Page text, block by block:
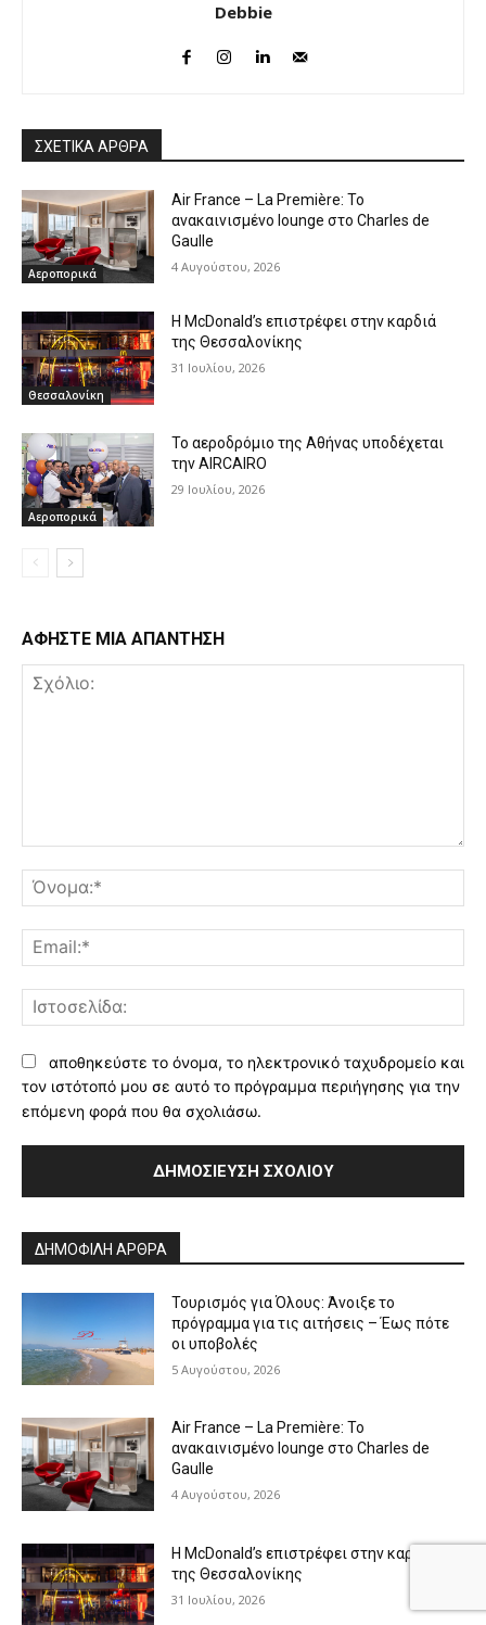
Debbie
ΣΧΕΤΙΚΑ ΑΡΘΡΑ
Αεροπορικά
Air France – La Première: Το
ανακαινισμένο lounge στο Charles de
Gaulle
4 Αυγούστου, 2026
Θεσσαλονίκη
Η McDonald’s επιστρέφει στην καρδιά
της Θεσσαλονίκης
31 Ιουλίου, 2026
Αεροπορικά
Το αεροδρόμιο της Αθήνας υποδέχεται
την AIRCAIRO
29 Ιουλίου, 2026
ΑΦΗΣΤΕ ΜΙΑ ΑΠΑΝΤΗΣΗ
αποθηκεύστε το όνομα, το ηλεκτρονικό ταχυδρομείο και
τον ιστότοπό μου σε αυτό το πρόγραμμα περιήγησης για την
επόμενη φορά που θα σχολιάσω.
ΔΗΜΟΦΙΛΗ ΑΡΘΡΑ
Τουρισμός για Όλους: Άνοιξε το
πρόγραμμα για τις αιτήσεις – Έως πότε
οι υποβολές
5 Αυγούστου, 2026
Air France – La Première: Το
ανακαινισμένο lounge στο Charles de
Gaulle
4 Αυγούστου, 2026
Η McDonald’s επιστρέφει στην καρδιά
της Θεσσαλονίκης
31 Ιουλίου, 2026